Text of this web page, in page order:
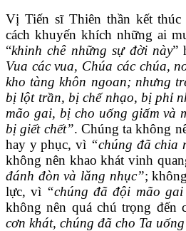
Vị Tiến sĩ Thiên thần kết thúc
cách khuyến khích những ai
“khinh chê những sự đời này”
Vua các vua, Chúa các chúa,
kho tàng khôn ngoan; nhưng
bị lột trần, bịchế nhạo, bị phỉ
mão gai, bị cho uống giấm và
bị giết chết”. Chúng ta không
hay y phục, vì “chúng đã chia
không nên khao khát vinh
đánh đòn và lăng nhục”;
lực, vì “chúng đã đội mão
không nên quá chú trọng đến
cơn khát, chúng đã cho Ta